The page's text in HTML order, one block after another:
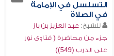
التسلسل في الإمامة
في الصلاة
للشيخ: عبد العزيز بن باز
جزء من محاضرة ( فتاوى نور
على الدرب (549))